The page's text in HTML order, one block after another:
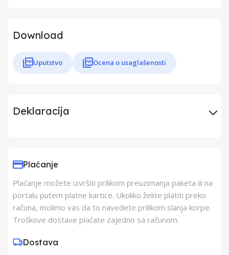
Download
Uputstvo Ocena o usaglašenosti
Deklaracija
Electric Co., Ltd.
Zemlja Porekla
Zemlja Uvoza
Plaćanje
Plaćanje možete izvršiti prilikom preuzimanja paketa ili na
portalu putem platne kartice. Ukoliko želite platiti preko
računa, molimo vas da to navedete prilikom slanja korpe.
Troškove dostave plaćate zajedno sa računom.
Dostava